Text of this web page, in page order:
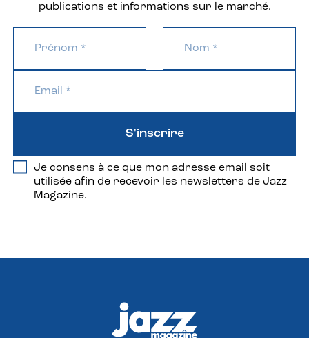
publications et informations sur le marché.
Je consens à ce que mon adresse email soit
utilisée afin de recevoir les newsletters de Jazz
Magazine.
S'inscrire